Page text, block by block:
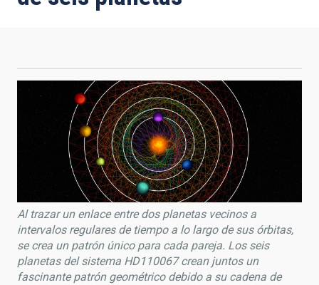
Al trazar un enlace entre dos planetas vecinos a
intervalos regulares de tiempo a lo largo de sus órbitas,
se crea un patrón único para cada pareja. Los seis
planetas del sistema HD110067 crean juntos un
fascinante patrón geométrico debido a su cadena de